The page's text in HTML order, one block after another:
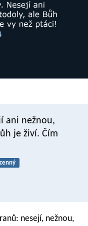
ani nežnou,
je živí. Čím
cenný
nesejí, nežnou,